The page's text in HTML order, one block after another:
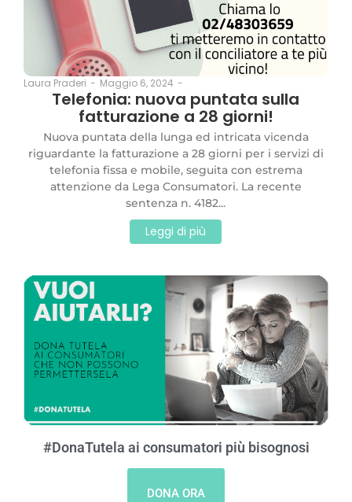
Laura Praderi - Maggio 6, 2024 -
Telefonia: nuova puntata sulla
fatturazione a 28 giorni!
Nuova puntata della lunga ed intricata vicenda
riguardante la fatturazione a 28 giorni per i servizi di
telefonia fissa e mobile, seguita con estrema
attenzione da Lega Consumatori. La recente
sentenza n. 4182...
Leggi di più
#DonaTutela ai consumatori più bisognosi
DONA ORA